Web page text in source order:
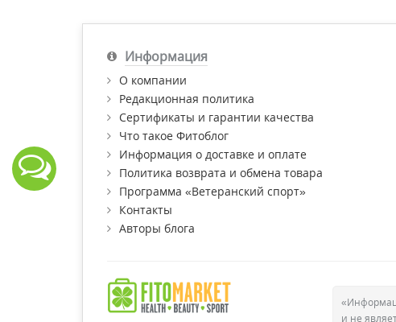
Информация
О компании
Редакционная политика
Сертификаты и гарантии качества
Что такое Фитоблог
Информация о доставке и оплате
Политика возврата и обмена товара
Программа «Ветеранский спорт»
Контакты
Авторы блога
и не